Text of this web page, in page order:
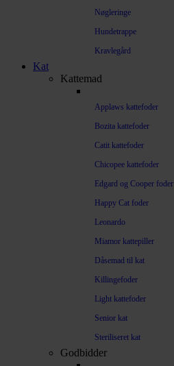
Nøgleringe
Hundetrappe
Kravlegård
Kat
Kattemad
Applaws kattefoder
Bozita kattefoder
Catit kattefoder
Chicopee kattefoder
Edgard og Cooper foder
Happy Cat foder
Leonardo
Miamor kattepiller
Dåsemad til kat
Killingefoder
Light kattefoder
Senior kat
Steriliseret kat
Godbidder